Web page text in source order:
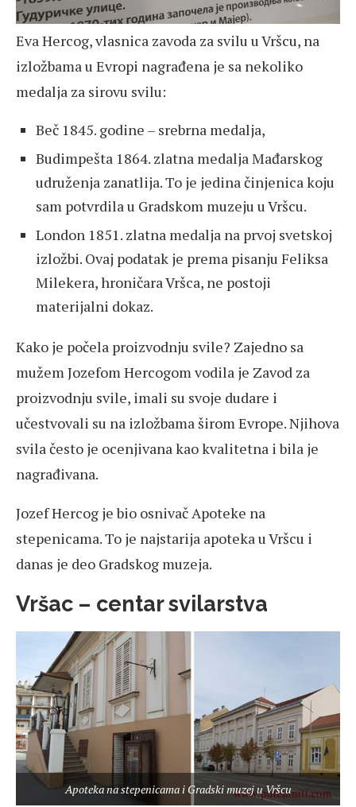
Eva Hercog, vlasnica zavoda za svilu u Vršcu, na
izložbama u Evropi nagrađena je sa nekoliko
medalja za sirovu svilu:
Beč 1845. godine – srebrna medalja,
Budimpešta 1864. zlatna medalja Mađarskog
udruženja zanatlija. To je jedina činjenica koju
sam potvrdila u Gradskom muzeju u Vršcu.
London 1851. zlatna medalja na prvoj svetskoj
izložbi. Ovaj podatak je prema pisanju Feliksa
Milekera, hroničara Vršca, ne postoji
materijalni dokaz.
Kako je počela proizvodnju svile? Zajedno sa
mužem Jozefom Hercogom vodila je Zavod za
proizvodnju svile, imali su svoje dudare i
učestvovali su na izložbama širom Evrope. Njihova
svila često je ocenjivana kao kvalitetna i bila je
nagrađivana.
Jozef Hercog je bio osnivač Apoteke na
stepenicama. To je najstarija apoteka u Vršcu i
danas je deo Gradskog muzeja.
Vršac – centar svilarstva
Apoteka na stepenicama i Gradski muzej u Vršcu